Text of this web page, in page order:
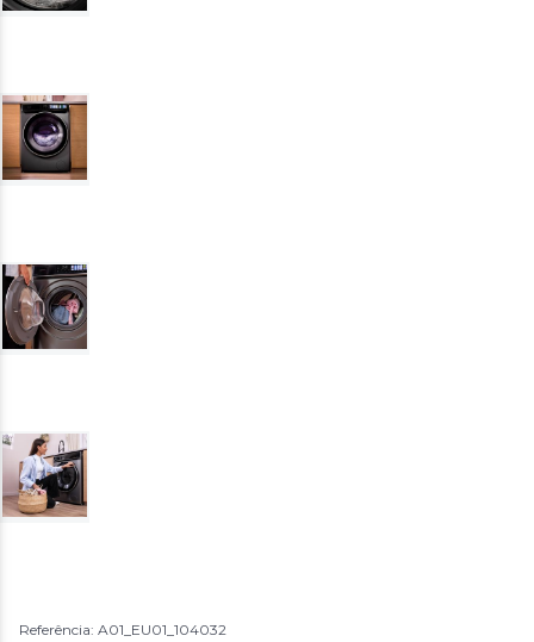
Referência: A01_EU01_104032